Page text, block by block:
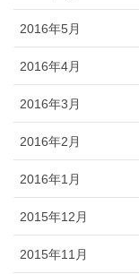
2016年5月
2016年4月
2016年3月
2016年2月
2016年1月
2015年12月
2015年11月